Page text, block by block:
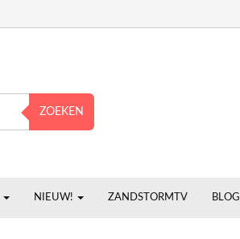
ZOEKEN
NIEUW! ZANDSTORMTV BLOG